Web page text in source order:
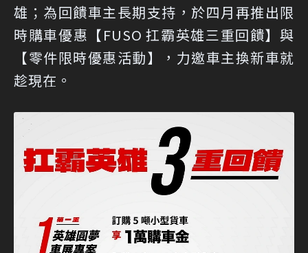
雄；為回饋車主長期支持，於四月再推出限
時購車優惠【FUSO 扛霸英雄三重回饋】與
【零件限時優惠活動】，力邀車主換新車就
趁現在。